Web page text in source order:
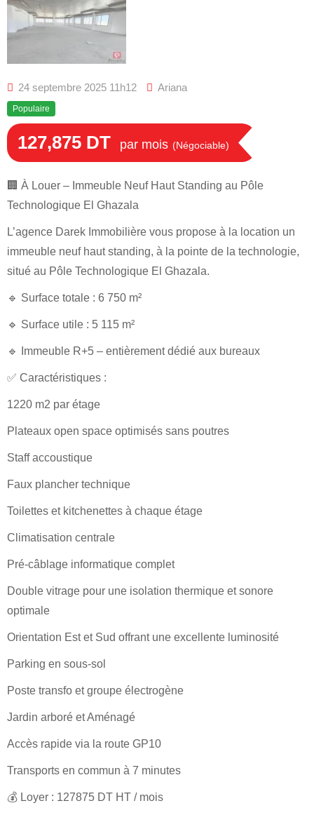
24 septembre 2025 11h12 Ariana
Populaire
127,875 DT par mois (Négociable)
🏢 À Louer – Immeuble Neuf Haut Standing au Pôle
Technologique El Ghazala
L’agence Darek Immobilière vous propose à la location un
immeuble neuf haut standing, à la pointe de la technologie,
situé au Pôle Technologique El Ghazala.
🔹 Surface totale : 6 750 m²
🔹 Surface utile : 5 115 m²
🔹 Immeuble R+5 – entièrement dédié aux bureaux
✅ Caractéristiques :
1220 m2 par étage
Plateaux open space optimisés sans poutres
Staff accoustique
Faux plancher technique
Toilettes et kitchenettes à chaque étage
Climatisation centrale
Pré-câblage informatique complet
Double vitrage pour une isolation thermique et sonore
optimale
Orientation Est et Sud offrant une excellente luminosité
Parking en sous-sol
Poste transfo et groupe électrogène
Jardin arboré et Aménagé
Accès rapide via la route GP10
Transports en commun à 7 minutes
💰 Loyer : 127875 DT HT / mois